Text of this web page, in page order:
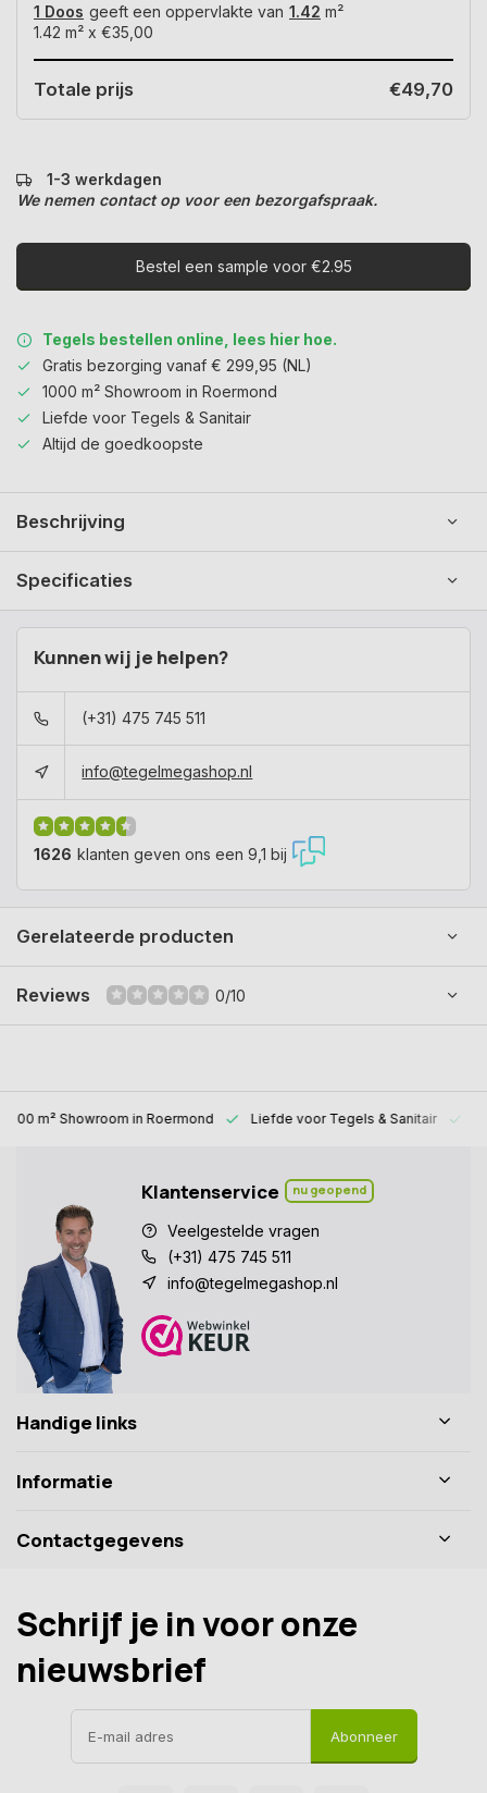
1 Doos geeft een oppervlakte van 1.42 m²
1.42 m² x €35,00
Totale prijs €49,70
1-3 werkdagen
We nemen contact op voor een bezorgafspraak.
Bestel een sample voor €2.95
Tegels bestellen online, lees hier hoe.
Gratis bezorging vanaf € 299,95 (NL)
1000 m² Showroom in Roermond
Liefde voor Tegels & Sanitair
Altijd de goedkoopste
Beschrijving
Specificaties
Kunnen wij je helpen?
(+31) 475 745 511
info@tegelmegashop.nl
1626 klanten geven ons een 9,1 bij
Gerelateerde producten
Reviews 0/10
1000 m² Showroom in Roermond Liefde voorTegels & Sanitair
Klantenservice nu geopend
Veelgestelde vragen
(+31) 475 745 511
info@tegelmegashop.nl
Handige links
Informatie
Contactgegevens
Schrijf je in voor onze
nieuwsbrief
Abonneer